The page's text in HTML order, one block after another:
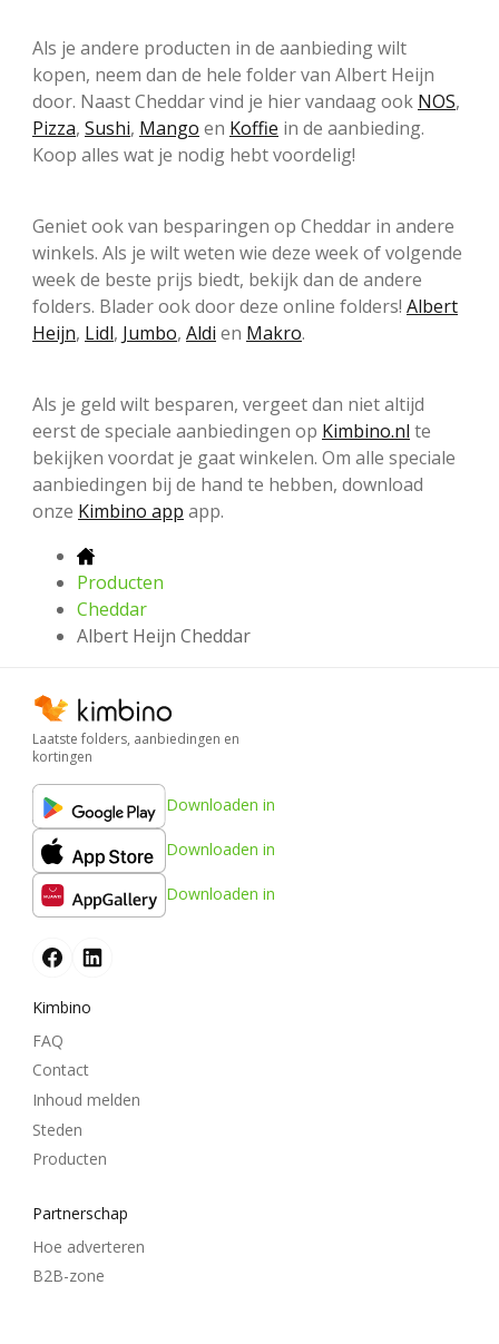
Als je andere producten in de aanbieding wilt
kopen, neem dan de hele folder van Albert Heijn
door. Naast Cheddar vind je hier vandaag ook NOS,
Pizza, Sushi, Mango en Koffie in de aanbieding.
Koop alles wat je nodig hebt voordelig!
Geniet ook van besparingen op Cheddar in andere
winkels. Als je wilt weten wie deze week of volgende
week de beste prijs biedt, bekijk dan de andere
folders. Blader ook door deze online folders! Albert
Heijn, Lidl, Jumbo, Aldi en Makro.
Als je geld wilt besparen, vergeet dan niet altijd
eerst de speciale aanbiedingen op Kimbino.nl te
bekijken voordat je gaat winkelen. Om alle speciale
aanbiedingen bij de hand te hebben, download
onze Kimbino app app.
Producten
Cheddar
Albert Heijn Cheddar
Laatste folders, aanbiedingen en
kortingen
Downloaden in
Downloaden in
Downloaden in
Kimbino
FAQ
Contact
Inhoud melden
Steden
Producten
Partnerschap
Hoe adverteren
B2B-zone